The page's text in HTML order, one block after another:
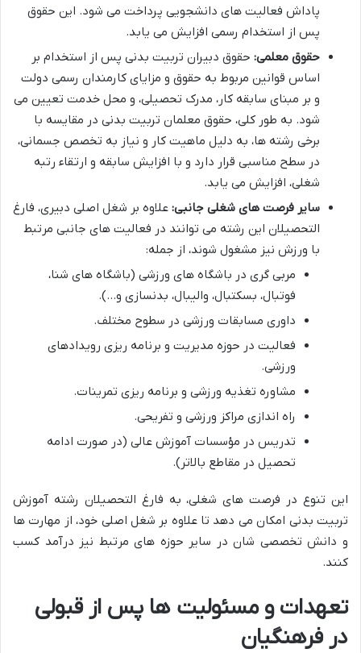
پاداش فعالیت های دانشجویی پرداخت می شود. این حقوق
پس از استخدام رسمی افزایش می یابد.
حقوق معلمی: حقوق دبیران تربیت بدنی پس از استخدام بر
اساس قوانین مربوط به حقوق و مزایای کارمندان رسمی دولت
و بر مبنای سابقه کار، مدرک تحصیلی، و محل خدمت تعیین می
شود. به طور کلی، حقوق معلمان تربیت بدنی در مقایسه با
برخی رشته ها، به دلیل ماهیت کار و نیاز به تخصص جسمانی،
در سطح مناسبی قرار دارد و با افزایش سابقه و ارتقاء رتبه
شغلی، افزایش می یابد.
سایر فرصت های شغلی جانبی: علاوه بر شغل اصلی دبیری، فارغ
التحصیلان این رشته می توانند در فعالیت های جانبی مرتبط
با ورزش نیز مشغول شوند، از جمله:
مربی گری در باشگاه های ورزشی (باشگاه های شنا،
فوتبال، بسکتبال، والیبال، بدنسازی و…).
داوری مسابقات ورزشی در سطوح مختلف.
فعالیت در حوزه مدیریت و برنامه ریزی رویدادهای
ورزشی.
مشاوره تغذیه ورزشی و برنامه ریزی تمرینات.
راه اندازی مراکز ورزشی و تفریحی.
تدریس در مؤسسات آموزش عالی (در صورت ادامه
تحصیل در مقاطع بالاتر).
این تنوع در فرصت های شغلی، به فارغ التحصیلان رشته آموزش
تربیت بدنی امکان می دهد تا علاوه بر شغل اصلی خود، از مهارت ها
و دانش تخصصی شان در سایر حوزه های مرتبط نیز درآمد کسب
کنند.
تعهدات و مسئولیت ها پس از قبولی
در فرهنگیان